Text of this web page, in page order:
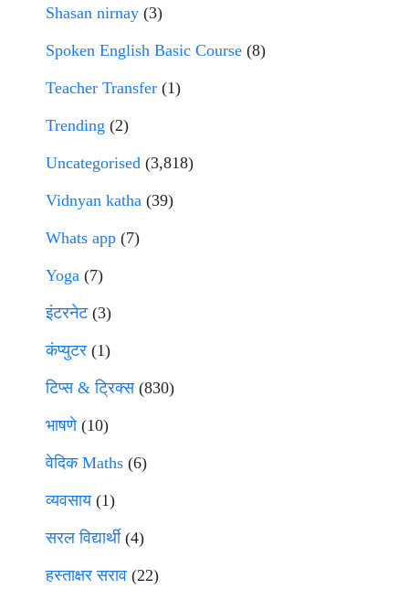
Shasan nirnay (3)
Spoken English Basic Course (8)
Teacher Transfer (1)
Trending (2)
Uncategorised (3,818)
Vidnyan katha (39)
Whats app (7)
Yoga (7)
इंटरनेट(3)
कंप्युटर (1)
टिप्स & ट्रिक्स(830)
भाषणे(10)
वेदिक Maths (6)
व्यवसाय(1)
सरल विद्यार्थी(4)
हस्ताक्षर सराव (22)